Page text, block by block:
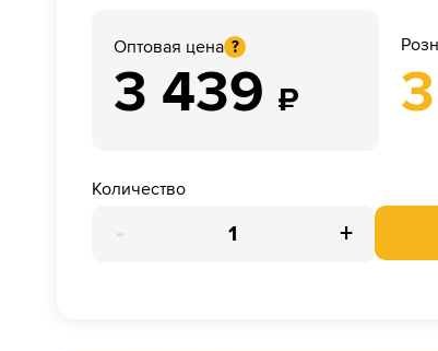
Оптовая цена ?
3 439 ₽
Количество
- +